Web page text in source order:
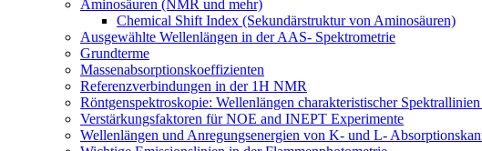
Aminosäuren (NMR und mehr)
Chemical Shift Index (Sekundärstruktur von Aminosäuren)
Ausgewählte Wellenlängen in der AAS- Spektrometrie
Grundterme
Massenabsorptionskoeffizienten
Referenzverbindungen in der 1H NMR
Röntgenspektroskopie: Wellenlängen charakteristischer
Verstärkungsfaktoren für NOE and INEPT Experimente
Wellenlängen und Anregungsenergien von K- und L-